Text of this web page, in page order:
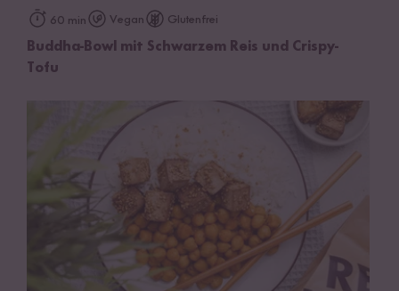
60 min Vegan Glutenfrei
Buddha-Bowl mit Schwarzem Reis und Crispy-
Tofu